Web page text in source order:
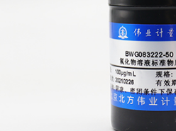
微生物检测/质控品